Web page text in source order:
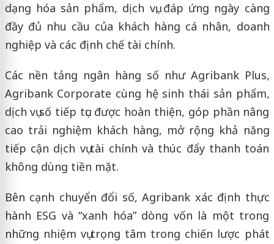
dạng hóa sản phẩm, dịch vụ, đáp ứng ngày càng
đầy đủ nhu cầu của khách hàng cá nhân, doanh
nghiệp và các định chế tài chính.
Các nền tảng ngân hàng số như Agribank Plus,
Agribank Corporate cùng hệ sinh thái sản phẩm,
dịch vụ số tiếp tục được hoàn thiện, góp phần nâng
cao trải nghiệm khách hàng, mở rộng khả năng
tiếp cận dịch vụ tài chính và thúc đẩy thanh toán
không dùng tiền mặt.
Bên cạnh chuyển đổi số, Agribank xác định thực
hành ESG và “xanh hóa” dòng vốn là một trong
những nhiệm vụ trọng tâm trong chiến lược phát